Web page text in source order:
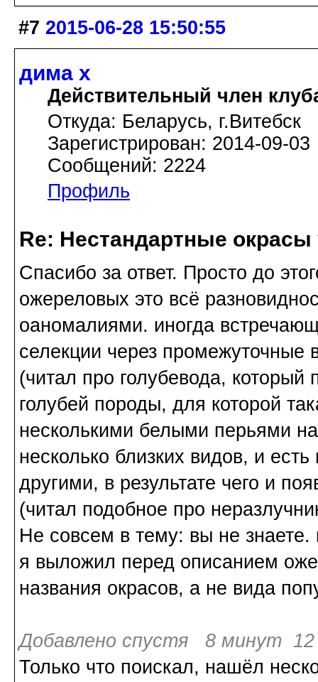
#7 2015-06-28 15:50:55
дима х
Действительный член
Откуда: Беларусь, г.Витебск
Зарегистрирован: 2014-09-03
Сообщений: 2224
Профиль
Re: Нестандартные окрасы
Спасибо за ответ. Просто до
ожереловых это всё
оаномалиями. иногда
селекции через промежуточные
(читал про голубевода,
голубей породы, для которой
несколькими белыми перьями
несколько близких видов, и
другими, в результате чего и
(читал подобное про
Не совсем в тему: вы не
я выложил перед описанием
названия окрасов, а не вида
Добавлено спустя 8 минут 12
Только что поискал, нашёл